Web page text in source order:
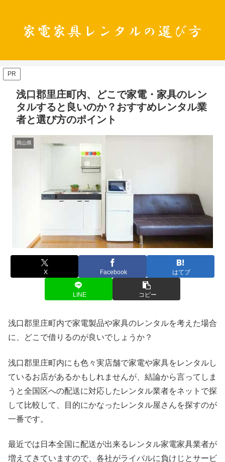
PR
浅口郡里庄町内、どこで家電・家具のレン
タルすると良いのか？おすすめレンタル業
者と選び方のポイント
岡山県
X Facebook はてブ
LINE コピー
浅口郡里庄町内で家電製品や家具のレンタルを考えた場合
に、どこで借りるのが良いでしょうか？
浅口郡里庄町内にも色々実店舗で家電や家具をレンタルし
ているお店があるかもしれませんが、結論から言ってしま
うと全国区への配送に対応したレンタル業者をネットで探
して比較して、目的にかなったレンタル屋さんを探すのが
一番です。
最近では日本全国に配送が出来るレンタル家電家具業者が
増えてきていますので、各社がライバルに負けじとサービ